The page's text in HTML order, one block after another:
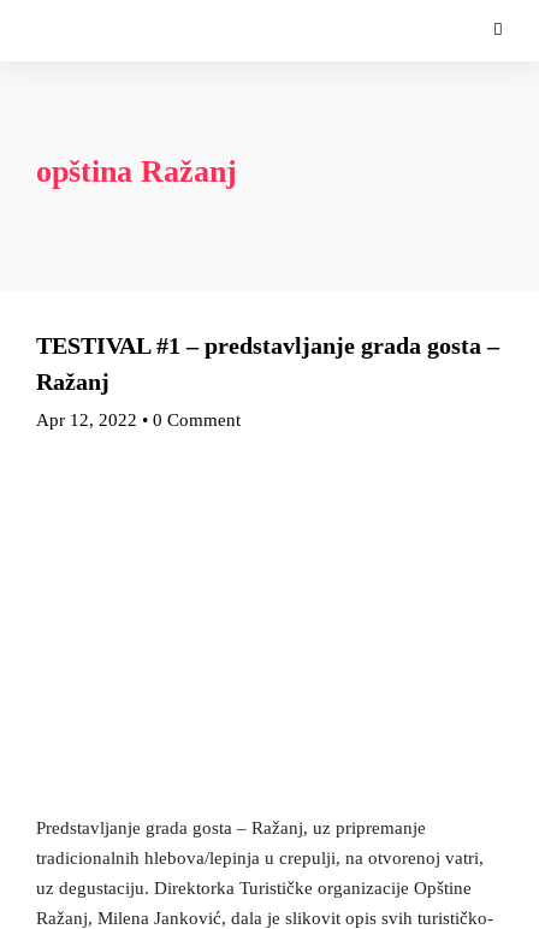
opština Ražanj
TESTIVAL #1 – predstavljanje grada gosta –
Ražanj
Apr 12, 2022 • 0 Comment
Predstavljanje grada gosta – Ražanj, uz pripremanje
tradicionalnih hlebova/lepinja u crepulji, na otvorenoj vatri,
uz degustaciju. Direktorka Turističke organizacije Opštine
Ražanj, Milena Janković, dala je slikovit opis svih turističko-